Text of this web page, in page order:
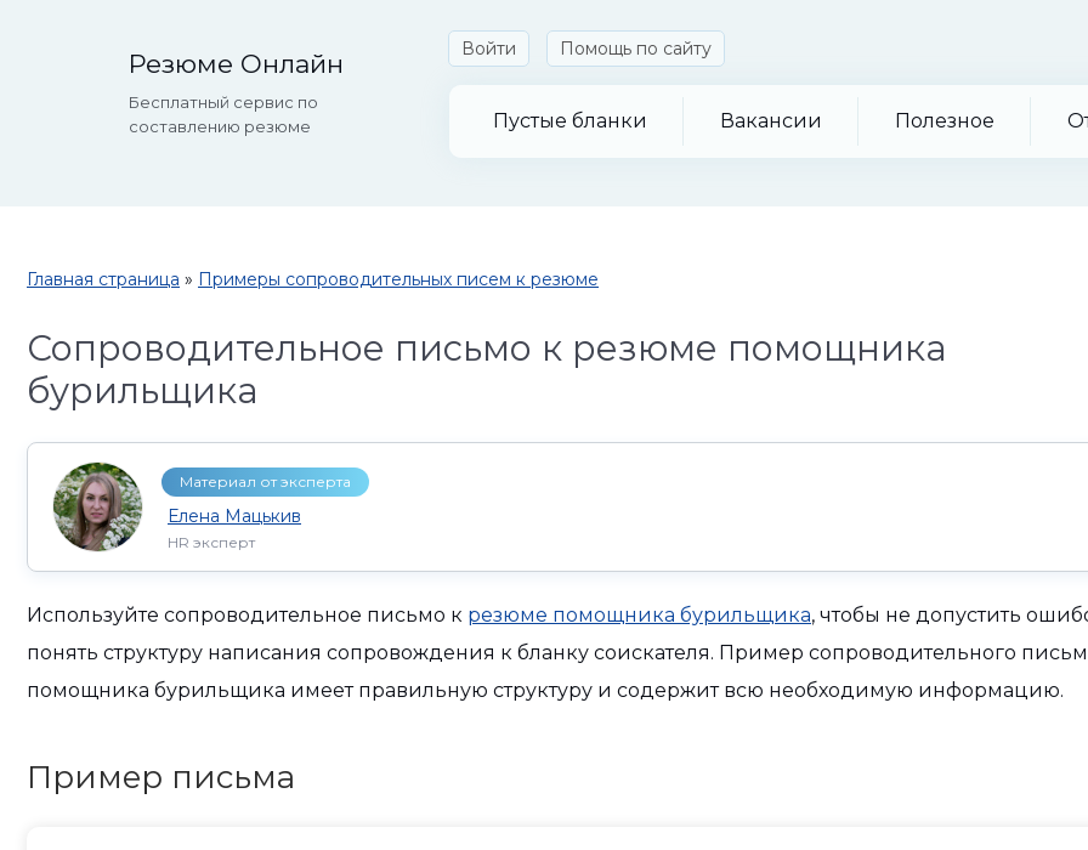
Резюме Онлайн
Бесплатный сервис по
составлению резюме
Войти Помощь по сайту
Пустые бланки Вакансии Полезное
Главная страница » Примеры сопроводительных писем к резюме
Сопроводительное письмо к резюме помощника
бурильщика
Материал от эксперта
Елена Мацькив
HR эксперт
Используйте сопроводительное письмо к резюме помощника бурильщика, чтобы не допустить
понять структуру написания сопровождения к бланку соискателя. Пример сопроводительного
помощника бурильщика имеет правильную структуру и содержит всю необходимую информацию.
Пример письма